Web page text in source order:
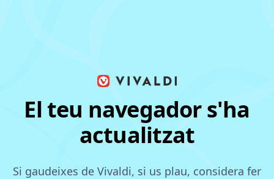
El teu navegador s'ha
actualitzat
Si gaudeixes de Vivaldi, si us plau, considera fer